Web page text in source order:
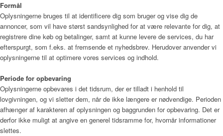
Formål
Oplysningerne bruges til at identificere dig som bruger og vise dig de
annoncer, som vil have størst sandsynlighed for at være relevante for dig, at
registrere dine køb og betalinger, samt at kunne levere de services, du har
efterspurgt, som f.eks. at fremsende et nyhedsbrev. Herudover anvender vi
oplysningerne til at optimere vores services og indhold.
Periode for opbevaring
Oplysningerne opbevares i det tidsrum, der er tilladt i henhold til
lovgivningen, og vi sletter dem, når de ikke længere er nødvendige. Perioden
afhænger af karakteren af oplysningen og baggrunden for opbevaring. Det er
derfor ikke muligt at angive en generel tidsramme for, hvornår informationer
slettes.